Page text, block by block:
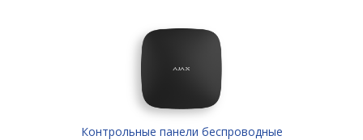
Контрольные панели беспроводные